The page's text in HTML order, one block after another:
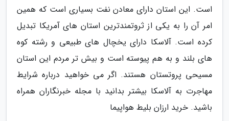
است. این استان دارای معادن نفت بسیاری است که همین
امر آن را به یکی از ثروتمندترین استان های آمریکا تبدیل
کرده است. آلاسکا دارای یخچال های طبیعی و رشته کوه
های بلند و به هم پیوسته است و بیش تر مردم این استان
مسیحی پروتستان هستند. اگر می خواهید درباره شرایط
مهاجرت به آلاسکا بیشتر بدانید با مجله خبرنگاران همراه
باشید. خرید ارزان بلیط هواپیما